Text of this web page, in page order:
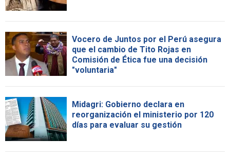
Vocero de Juntos por el Perú asegura
que el cambio de Tito Rojas en
Comisión de Ética fue una decisión
"voluntaria"
Midagri: Gobierno declara en
reorganización el ministerio por 120
días para evaluar su gestión